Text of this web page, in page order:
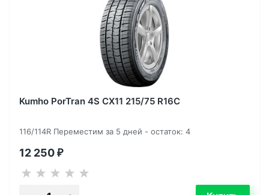
Kumho PorTran 4S CX11 215/75 R16C
116/114R Переместим за 5 дней - остаток: 4
12 250 ₽